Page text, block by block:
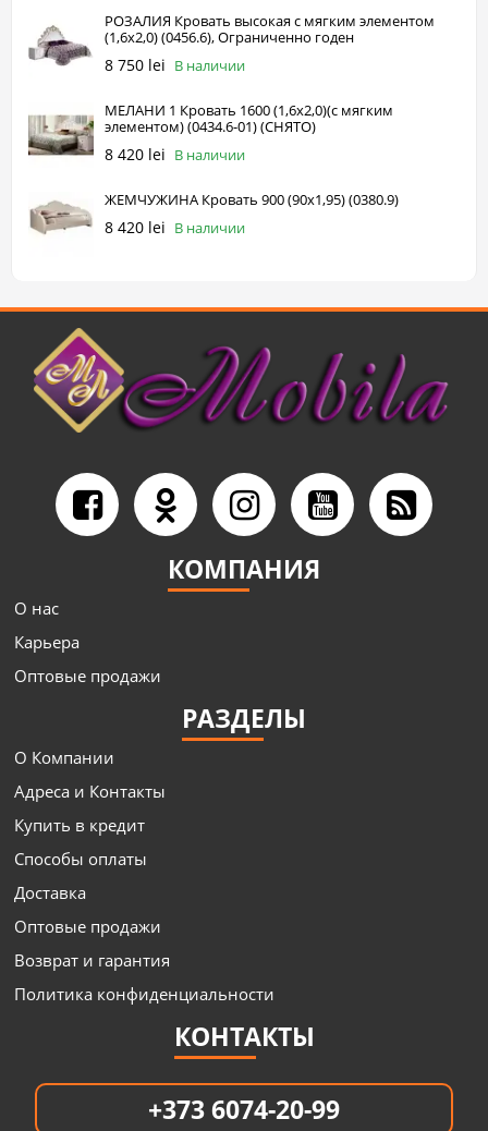
РОЗАЛИЯ Кровать высокая с мягким элементом
(1,6х2,0) (0456.6), Ограниченно годен
8 750 lei В наличии
МЕЛАНИ 1 Кровать 1600 (1,6х2,0)(с мягким
элементом) (0434.6-01) (СНЯТО)
8 420 lei В наличии
ЖЕМЧУЖИНА Кровать 900 (90х1,95) (0380.9)
8 420 lei В наличии
КОМПАНИЯ
О нас
Карьера
Оптовые продажи
РАЗДЕЛЫ
О Компании
Адреса и Контакты
Купить в кредит
Способы оплаты
Доставка
Оптовые продажи
Возврат и гарантия
Политика конфиденциальности
КОНТАКТЫ
+373 6074-20-99